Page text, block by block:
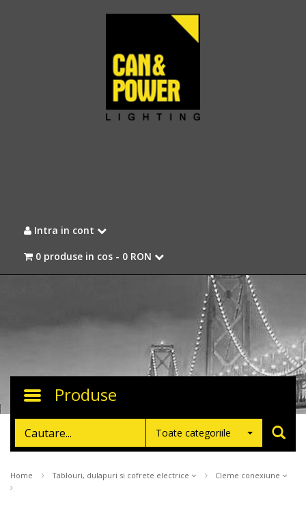
Intra in cont
0 produse in cos - 0 RON
Toggle
Produse
Toate categoriile
Home Tablouri, dulapuri si cofrete electrice Cleme conexiune